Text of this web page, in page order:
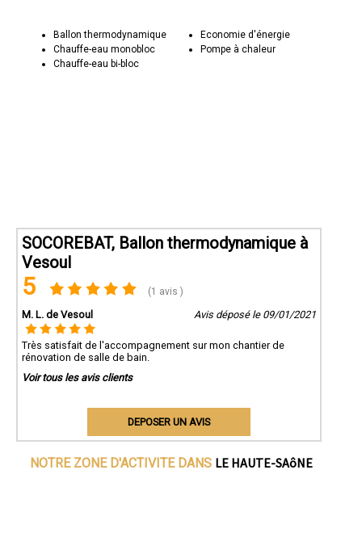
Ballon thermodynamique
Chauffe-eau monobloc
Chauffe-eau bi-bloc
Economie d'énergie
Pompe à chaleur
SOCOREBAT, Ballon thermodynamique à
Vesoul
5 (1 avis )
M. L. de Vesoul Avis déposé le 09/01/2021
Très satisfait de l'accompagnement sur mon chantier de
rénovation de salle de bain.
Voir tous les avis clients
DEPOSER UN AVIS
NOTRE ZONE D'ACTIVITE DANS LE HAUTE-SAôNE